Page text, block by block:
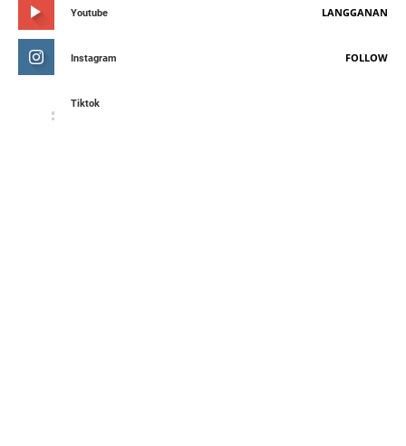
Youtube LANGGANAN
Instagram FOLLOW
Tiktok